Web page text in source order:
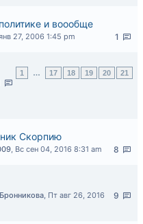
и воообще
1
27, 2006 1:45 pm
1 … 17 18 19 20 21
Скорпию
8
, Вс сен 04, 2016 8:31 am
9
, Пт авг 26, 2016